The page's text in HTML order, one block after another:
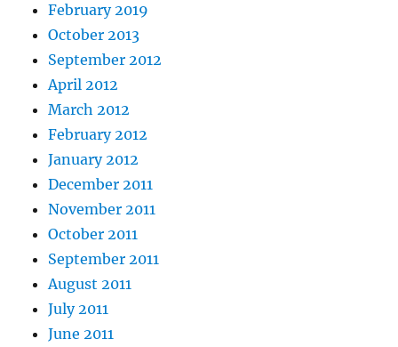
February 2019
October 2013
September 2012
April 2012
March 2012
February 2012
January 2012
December 2011
November 2011
October 2011
September 2011
August 2011
July 2011
June 2011